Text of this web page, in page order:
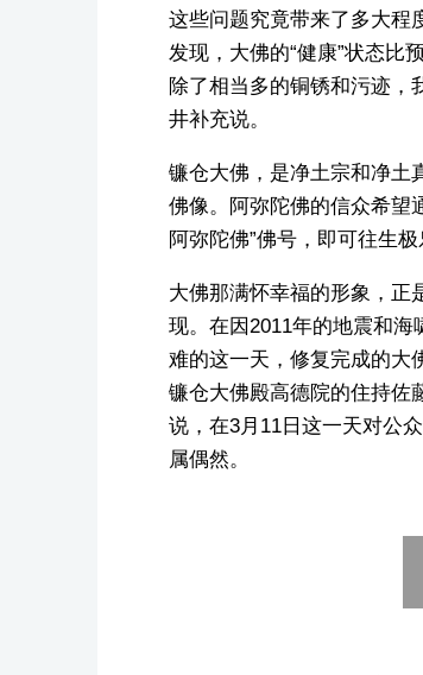
这些问题究竟带来了多大程
发现，大佛的“健康”状态比
除了相当多的铜锈和污迹，
井补充说。
镰仓大佛，是净土宗和净土
佛像。阿弥陀佛的信众希望
阿弥陀佛”佛号，即可往生极
大佛那满怀幸福的形象，正
现。在因2011年的地震和海
难的这一天，修复完成的大
镰仓大佛殿高德院的住持佐
说，在3月11日这一天对公
属偶然。